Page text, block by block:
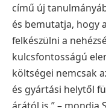
című új
és bemutatja, hogy
felkészülni a
kulcsfontosságú
költségei nemcsak
és gyártási helytől